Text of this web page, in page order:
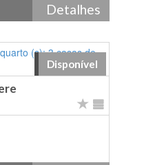
Detalhes
Disponível